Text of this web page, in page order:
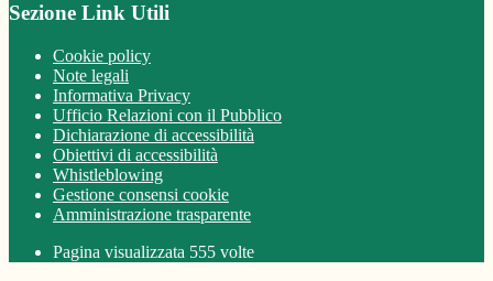
Sezione Link Utili
Cookie policy
Note legali
Informativa Privacy
Ufficio Relazioni con il Pubblico
Dichiarazione di accessibilità
Obiettivi di accessibilità
Whistleblowing
Gestione consensi cookie
Amministrazione trasparente
Pagina visualizzata 555 volte